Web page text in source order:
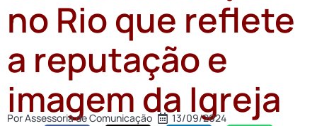
no Rio que reflete
a reputação e
imagem da Igreja
PorAssessoria de Comunicação 13/09/2024